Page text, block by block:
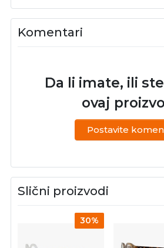
Komentari
Da li imate, ili
ovaj
Postavite
Slični proizvodi
30%